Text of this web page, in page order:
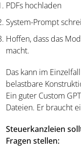
PDFs hochladen
System-Prompt
Hoffen, dass das
macht.
Das kann im
belastbare
Ein guter Custom
Dateien. Er braucht
Steuerkanzleien
Fragen stellen: